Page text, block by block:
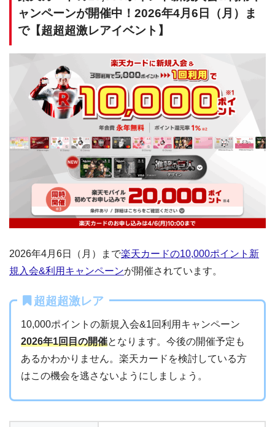
ャンペーンが開催中！2026年4月6日（月）ま
で【超超超激レアイベント】
2026年4月6日（月）まで楽天カードの10,000ポイント新
規入会&利用キャンペーンが開催されています。
超超超激レア
10,000ポイントの新規入会&1回利用キャンペーン
2026年1回目の開催となります。今後の開催予定も
あるかわかりません。楽天カードを検討している方
はこの機会を逃さないようにしましょう。